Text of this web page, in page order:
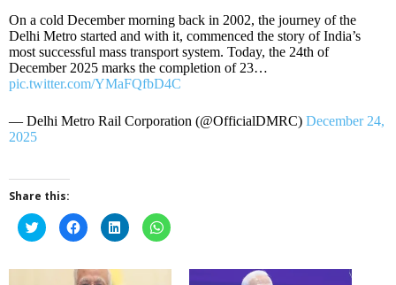
On a cold December morning back in 2002, the journey of the
Delhi Metro started and with it, commenced the story of India’s
most successful mass transport system. Today, the 24th of
December 2025 marks the completion of 23…
pic.twitter.com/YMaFQfbD4C
— Delhi Metro Rail Corporation (@OfficialDMRC) December 24,
2025
Share this:
Click
to
share
Twitter
(Opens
Click
to
share
Facebook
(Opens
Click
to
share
LinkedIn
Click
to
WhatsApp